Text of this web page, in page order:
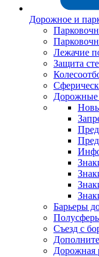
Дорожное и
Лежачие
Защита
Дорожные
Барьеры
Съезд с
Дорожная